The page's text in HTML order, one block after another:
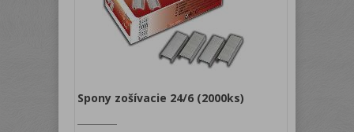
Spony zošívacie 24/6 (2000ks)